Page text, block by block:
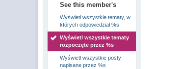
See this member's
Wyświetl wszystkie tematy, w
których odpowiedział %s
Wyświetl wszystkie tematy
rozpoczęte przez %s
Wyświetl wszystkie posty
napisane przez %s